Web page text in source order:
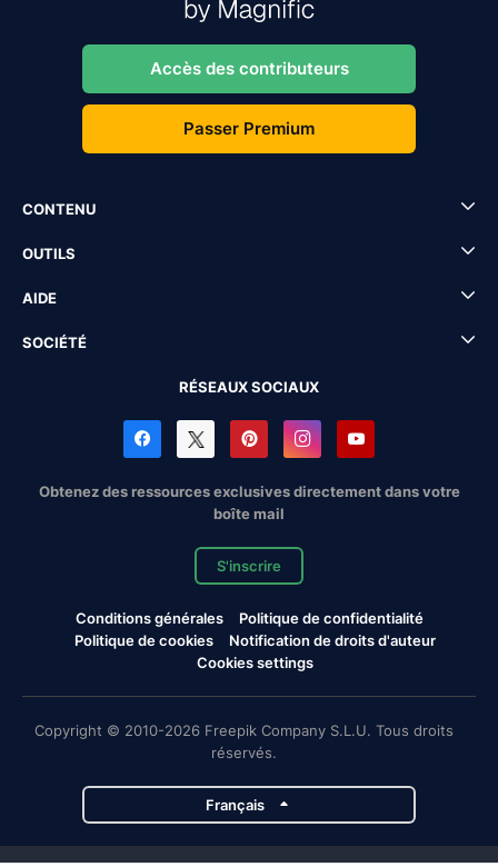
Accès des contributeurs
Passer Premium
CONTENU
OUTILS
AIDE
SOCIÉTÉ
RÉSEAUX SOCIAUX
Obtenez des ressources exclusives directement dans votre
boîte mail
S'inscrire
Conditions générales
Politique de confidentialité
Politique de cookies
Notification de droits d'auteur
Cookies settings
Copyright © 2010-2026 Freepik Company S.L.U. Tous droits
réservés.
Français